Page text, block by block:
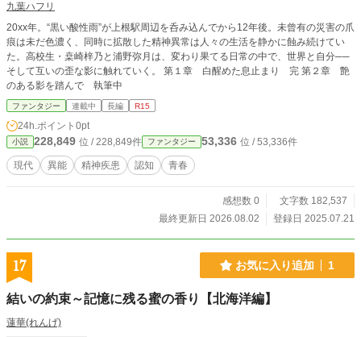
合は2章から読んでいただいても問題ない構成になってます。
「異能一族」「家と血筋」「王子様とお姫様」「契約結婚」
「異種恋愛」「禁断の恋」などがお好きな方に届いたら嬉し
いです。 ※平凡ヒロインの箔付友人か噛ませ犬になりがちな
肉食系強気美人と、俺様やスパダリにヒロインを取られる当
て馬枠の幼馴染属性犬系男が好きな人間が書いてます。 ※
途で、二人は必ず添い遂げます。 ※ 「異能者集団の地方公務
員」が「怪異を物理攻撃で倒す」泥臭いファンタジーです。
※この物語はフィクションです。実在の地名施設名等が出て
来ますが一切関係ありません。
九葉ハフリ
20xx年。“黒い酸性雨”が上根駅周辺を呑み込んでから12年後。未曾有の災害の爪
痕は未だ色濃く、同時に拡散した精神異常は人々の生活を静かに蝕み続けてい
た。高校生・桒崎梓乃と浦野弥月は、変わり果てる日常の中で、世界と自分──
そして互いの歪な影に触れていく。 第１章 白醒めた息止まり 完 第２章 艶
のある影を踏んで 執筆中
ファンタジー 連載中 長編 R15
24h.ポイント 0pt
小説 228,849 位 / 228,849件 ファンタジー 53,336 位 / 53,336件
現代 異能 精神疾患 認知 青春
感想数 0
文字数 182,537
最終更新日 2026.08.02
登録日 2025.07.21
17 お気に入り追加 1
結いの約束～記憶に残る蜜の香り【北海洋編】
蓮華(れんげ)